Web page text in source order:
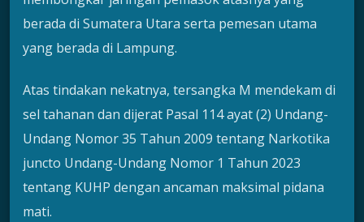
berada di Sumatera Utara serta pemesan utama
yang berada di Lampung.
Atas tindakan nekatnya, tersangka M mendekam di
sel tahanan dan dijerat Pasal 114 ayat (2) Undang-
Undang Nomor 35 Tahun 2009 tentang Narkotika
juncto Undang-Undang Nomor 1 Tahun 2023
tentang KUHP dengan ancaman maksimal pidana
mati.